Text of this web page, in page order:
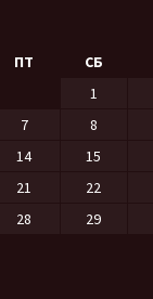
ПТ СБ
1
7
8
14
15
21
22
28
29